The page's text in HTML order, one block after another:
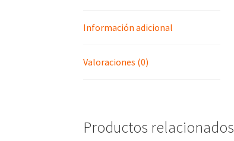
Información adicional
Valoraciones (0)
Productos relacionados